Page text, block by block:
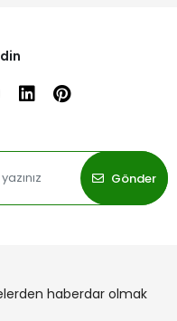
Gönder
haberdar olmak